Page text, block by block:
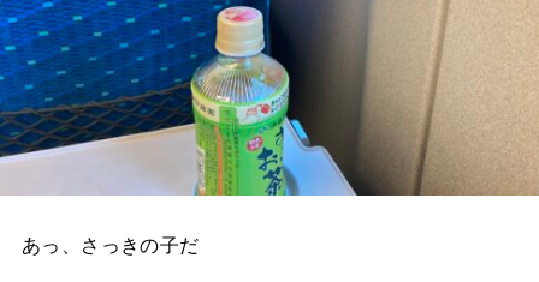
あっ、さっきの子だ